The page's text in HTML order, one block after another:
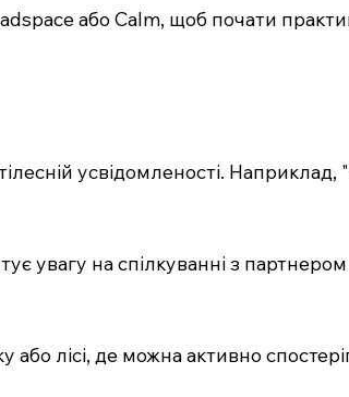
або Calm, щоб почати
усвідомленості.
увагу на спілкуванні з
лісі, де можна активно